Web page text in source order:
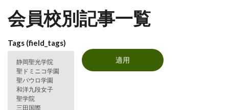
会員校別記事一覧
Tags (field_tags)